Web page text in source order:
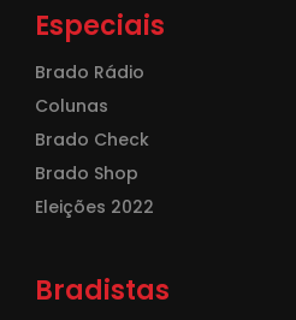
Especiais
Brado Rádio
Colunas
Brado Check
Brado Shop
Eleições 2022
Bradistas